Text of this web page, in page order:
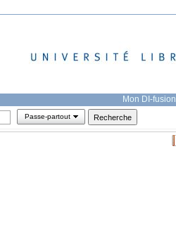
Mon DI-fusion
Passe-partout